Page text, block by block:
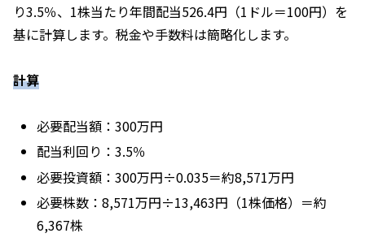
り3.5％、1株当たり年間配当526.4円（1ドル＝100円）を
基に計算します。税金や手数料は簡略化します。
計算
必要配当額：300万円
配当利回り：3.5％
必要投資額：300万円÷0.035＝約8,571万円
必要株数：8,571万円÷13,463円（1株価格）＝約
6,367株